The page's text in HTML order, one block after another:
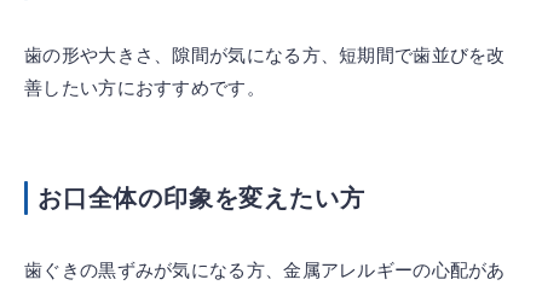
歯の形や大きさ、隙間が気になる方、短期間で歯並びを改
善したい方におすすめです。
お口全体の印象を変えたい方
歯ぐきの黒ずみが気になる方、金属アレルギーの心配があ